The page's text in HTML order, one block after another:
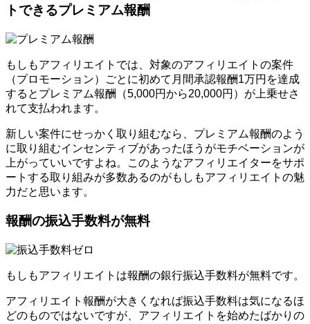
トできるプレミアム報酬
もしもアフィリエイトでは、対象のアフィリエイトの案件
（プロモーション）ごとに初めて月間承認報酬1万円を達成
するとプレミアム報酬（5,000円から20,000円）が上乗せさ
れて支払われます。
新しい案件にせっかく取り組むなら、プレミアム報酬のよう
に取り組むインセンティブがあったほうがモチベーションが
上がっていいですよね。このようなアフィリエイターをサポ
ートする取り組みが多数あるのがもしもアフィリエイトの魅
力だと思います。
報酬の振込手数料が無料
もしもアフィリエイトは報酬の銀行振込手数料が無料です。
アフィリエイト報酬が大きくなれば振込手数料は気になるほ
どのものではないですが、アフィリエイトを始めたばかりの